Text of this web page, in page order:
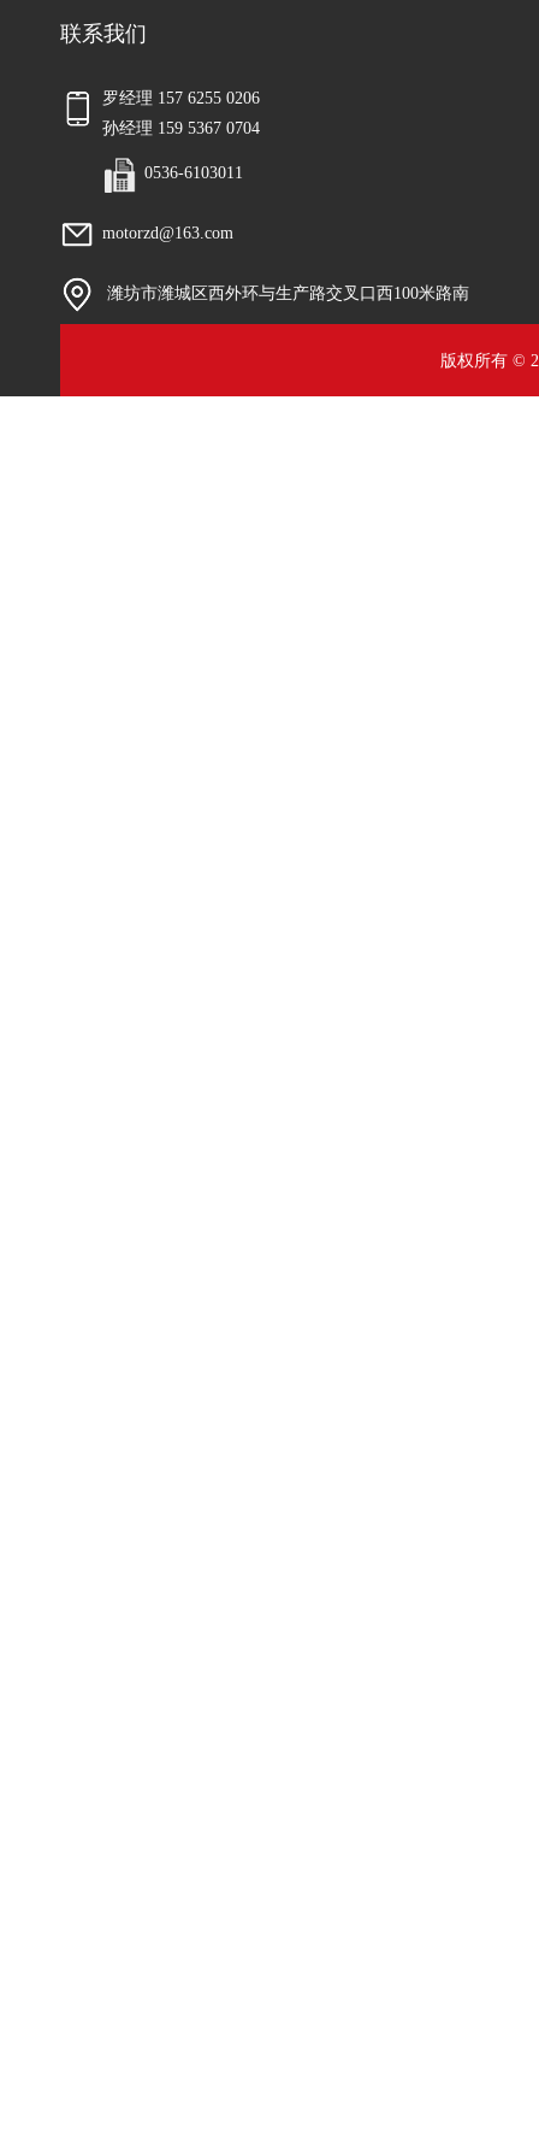
联系我们
罗经理 157 6255 0206
孙经理 159 5367 0704
0536-6103011
motorzd@163.com
潍坊市潍城区西外环与生产路交叉口西100米路南
版权所有 ©